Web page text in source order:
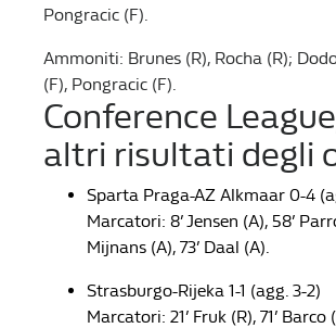
Pongracic (F).
Ammoniti: Brunes (R), Rocha (R);
(F), Pongracic (F).
Conference
altri risultati degli
Sparta Praga-AZ Alkmaar 0-4
Marcatori: 8’ Jensen (A), 58’
Mijnans (A), 73’ Daal (A).
Strasburgo-Rijeka 1-1 (agg. 3-2)
Marcatori: 21’ Fruk (R), 71’ Barco